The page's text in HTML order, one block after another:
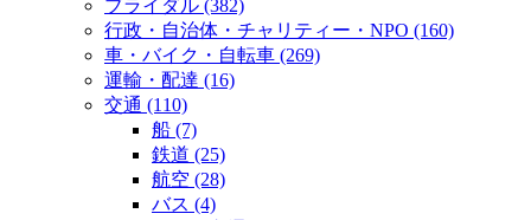
ブライダル (382)
行政・自治体・チャリティー・NPO (160)
車・バイク・自転車 (269)
運輸・配達 (16)
交通 (110)
船 (7)
鉄道 (25)
航空 (28)
バス (4)